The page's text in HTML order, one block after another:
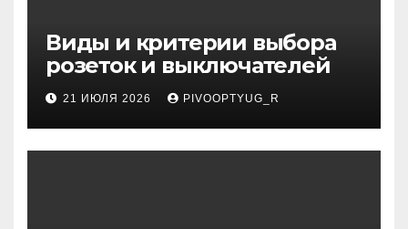
Виды и критерии выбора
розеток и выключателей
21 ИЮЛЯ 2026 PIVOOPTYUG_R